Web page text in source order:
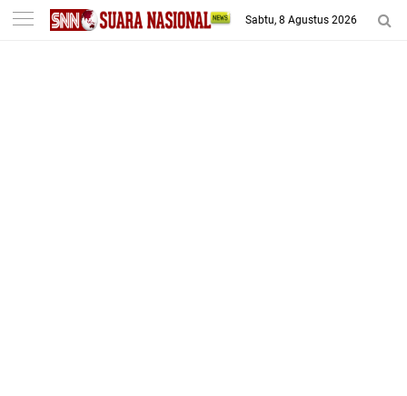
-->
Sabtu, 8 Agustus 2026